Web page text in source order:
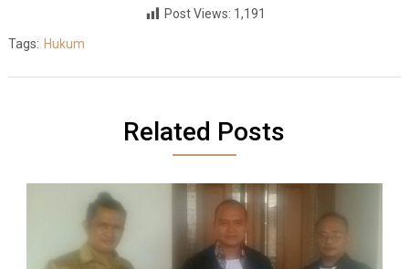
Post Views: 1,191
Tags: Hukum
Related Posts